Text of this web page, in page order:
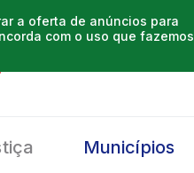
a oferta de anúncios para
com o uso que fazemos
Municípios